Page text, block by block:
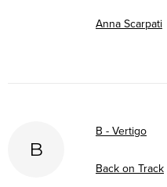
Anna Scarpati
B
B - Vertigo
Back on Track